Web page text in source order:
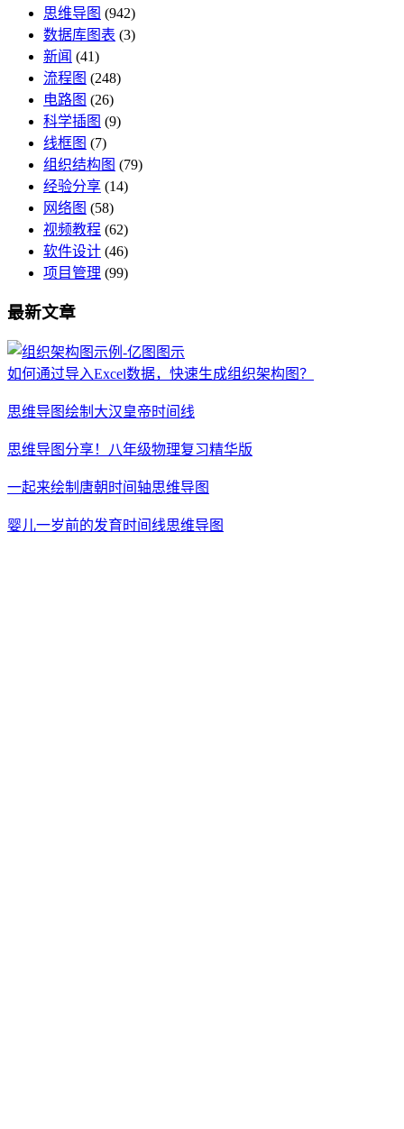
思维导图 (942)
数据库图表 (3)
新闻 (41)
流程图 (248)
电路图 (26)
科学插图 (9)
线框图 (7)
组织结构图 (79)
经验分享 (14)
网络图 (58)
视频教程 (62)
软件设计 (46)
项目管理 (99)
最新文章
如何通过导入Excel数据，快速生成组织架构图？
思维导图绘制大汉皇帝时间线
思维导图分享！八年级物理复习精华版
一起来绘制唐朝时间轴思维导图
婴儿一岁前的发育时间线思维导图